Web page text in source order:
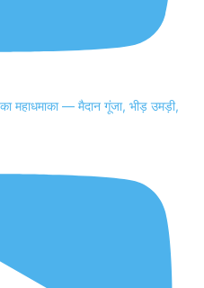
महाधमाका — मैदान गूंजा, भीड़ उमड़ी,